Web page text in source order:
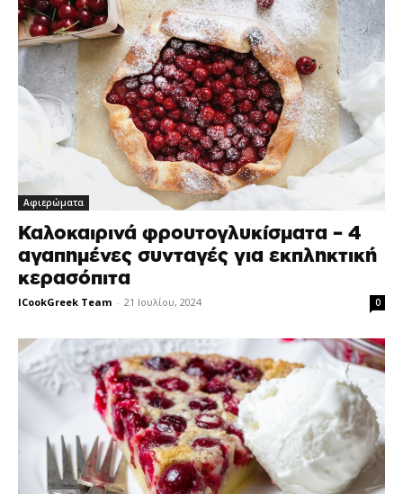
Αφιερώματα
Καλοκαιρινά φρουτογλυκίσματα – 4
αγαπημένες συνταγές για εκπληκτική
κερασόπιτα
ICookGreek Team - 21 Ιουλίου, 2024 0